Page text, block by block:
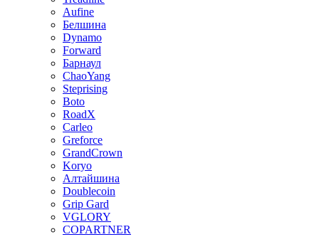
Aufine
Белшина
Dynamo
Forward
Барнаул
ChaoYang
Steprising
Boto
RoadX
Carleo
Greforce
GrandCrown
Koryo
Алтайшина
Doublecoin
Grip Gard
VGLORY
COPARTNER